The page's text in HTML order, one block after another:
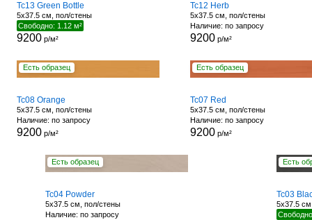
Tc13 Green Bottle
5x37.5 см, пол/стены
Свободно: 1.12 м²
9200р/м²
Tc12 Herb
5x37.5 см, пол/стены
Наличие: по запросу
9200р/м²
Есть образец
Tc08 Orange
5x37.5 см, пол/стены
Наличие: по запросу
9200р/м²
Есть образец
Tc07 Red
5x37.5 см, пол/стены
Наличие: по запросу
9200р/м²
Есть образец
Tc04 Powder
5x37.5 см, пол/стены
Наличие: по запросу
Есть
Tc03
5x37.5